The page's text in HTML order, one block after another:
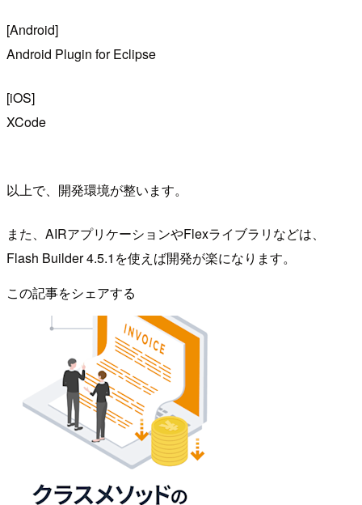
[Android]
Android Plugin for Eclipse
[iOS]
XCode
以上で、開発環境が整います。
また、AIRアプリケーションやFlexライブラリなどは、
Flash Builder 4.5.1を使えば開発が楽になります。
この記事をシェアする